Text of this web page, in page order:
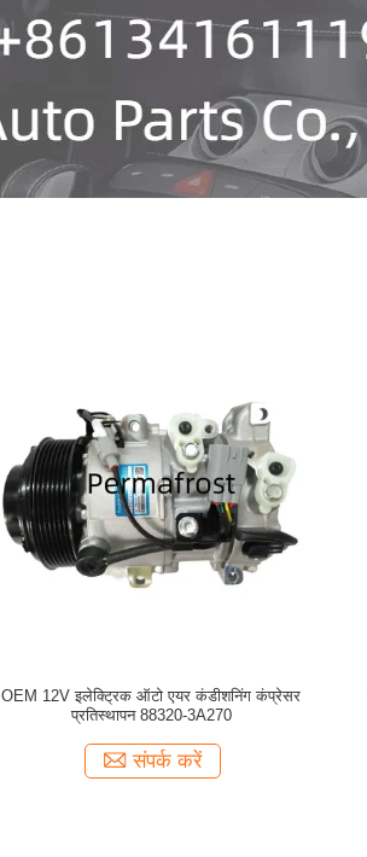
OEM 12V इलेक्ट्रिक ऑटो एयर कंडीशनिंग कंप्रेसर
प्रतिस्थापन 88320-3A270
संपर्क करें